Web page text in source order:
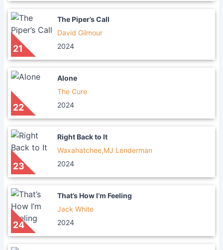
21
The Piper’s Call
David Gilmour
2024
22
Alone
The Cure
2024
23
Right Back to It
Waxahatchee,MJ Lenderman
2024
24
That’s How I’m Feeling
Jack White
2024